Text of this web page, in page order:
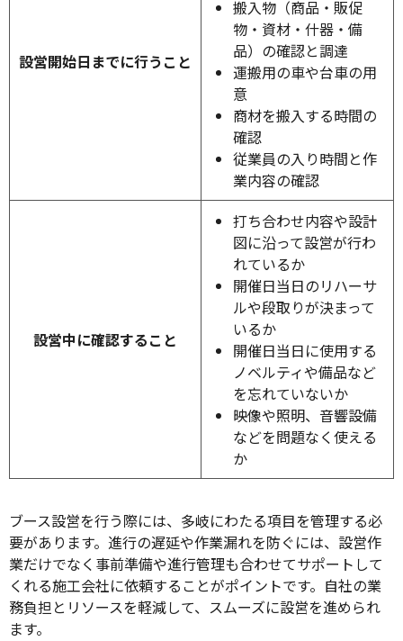
設営開始日までに行うこと
搬入物（商品・販促
物・資材・什器・備
品）の確認と調達
運搬用の車や台車の用
意
商材を搬入する時間の
確認
従業員の入り時間と作
業内容の確認
設営中に確認すること
打ち合わせ内容や設計
図に沿って設営が行わ
れているか
開催日当日のリハーサ
ルや段取りが決まって
いるか
開催日当日に使用する
ノベルティや備品など
を忘れていないか
映像や照明、音響設備
などを問題なく使える
か
ブース設営を行う際には、多岐にわたる項目を管理する必
要があります。進行の遅延や作業漏れを防ぐには、設営作
業だけでなく事前準備や進行管理も合わせてサポートして
くれる施工会社に依頼することがポイントです。自社の業
務負担とリソースを軽減して、スムーズに設営を進められ
ます。